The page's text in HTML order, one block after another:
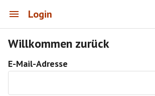
Login
Willkommen zurück
E-Mail-Adresse